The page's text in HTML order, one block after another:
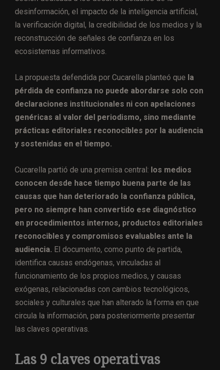
desinformación, el impacto de la inteligencia artificial,
la verificación digital, la credibilidad de los medios y la
reconstrucción de señales de confianza en los
ecosistemas informativos.
La propuesta defendida por Cucarella planteó que la
pérdida de confianza no puede abordarse solo con
declaraciones institucionales ni con apelaciones
genéricas al valor del periodismo, sino mediante
prácticas editoriales reconocibles por la audiencia
y sostenidas en el tiempo.
Cucarella partió de una premisa central: los medios
conocen desde hace tiempo buena parte de las
causas que han deteriorado la confianza pública,
pero no siempre han convertido ese diagnóstico
en procedimientos internos, productos editoriales
reconocibles y compromisos evaluables ante la
audiencia. El documento, como punto de partida,
identifica causas endógenas, vinculadas al
funcionamiento de los propios medios, y causas
exógenas, relacionadas con cambios tecnológicos,
sociales y culturales que han alterado la forma en que
circula la información, para posteriormente presentar
las claves operativas.
Las 9 claves operativas